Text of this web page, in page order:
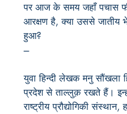
पर आज के समय जहाँ पचास
आरक्षण है, क्या उससे जातीय
हुआ?
---
युवा हिन्दी लेखक मनु सौंखला
प्रदेश से ताल्लुक़ रखते हैं।
राष्ट्रीय प्रौद्योगिकी संस्थान,